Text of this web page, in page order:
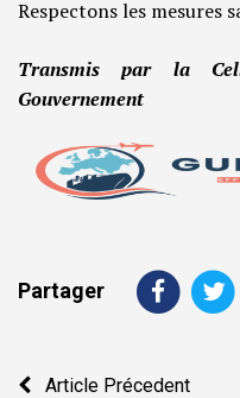
Respectons les mesures
Transmis par la
Gouvernement
Partager
Navigation
Article Précedent